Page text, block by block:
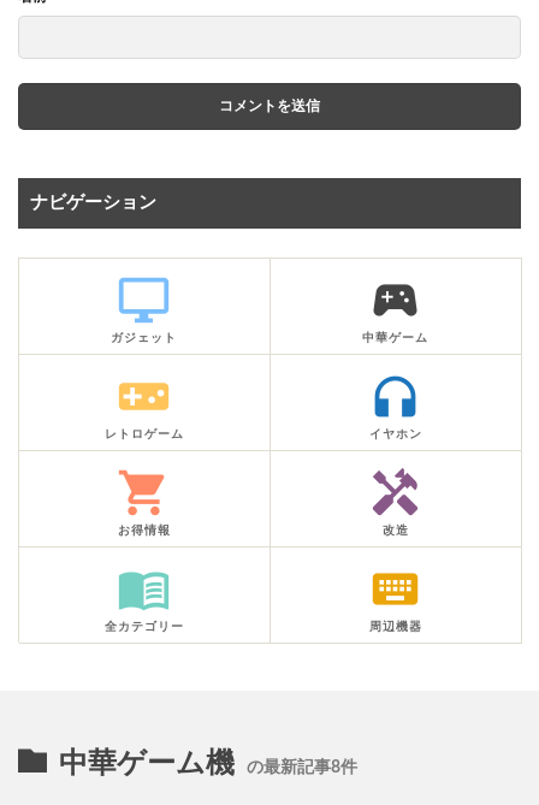
ナビゲーション
desktop_windows
ガジェット
sports_esports
中華ゲーム
videogame_asset
レトロゲーム
headphones
イヤホン
shopping_cart
お得情報
handyman
改造
menu_book
全カテゴリー
keyboard
周辺機器
中華ゲーム機 の最新記事8件